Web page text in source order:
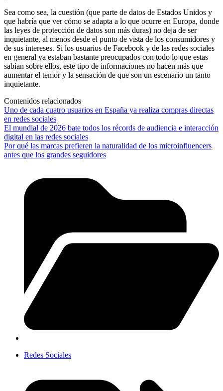
Sea como sea, la cuestión (que parte de datos de Estados Unidos y
que habría que ver cómo se adapta a lo que ocurre en Europa, donde
las leyes de protección de datos son más duras) no deja de ser
inquietante, al menos desde el punto de vista de los consumidores y
de sus intereses. Si los usuarios de Facebook y de las redes sociales
en general ya estaban bastante preocupados con todo lo que estas
sabían sobre ellos, este tipo de informaciones no hacen más que
aumentar el temor y la sensación de que son un escenario un tanto
inquietante.
Contenidos relacionados
Uno de cada cuatro usuarios en España ya realiza compras directas
en redes sociales
El mundial de 2026 bate todos los récords de audiencia e interacción
digital en las redes sociales
Por qué las marcas prefieren la naturalidad de los microinfluencers
antes que los grandes seguidores
Redes Sociales